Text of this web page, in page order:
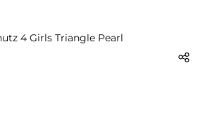
4 Girls Triangle Pearl